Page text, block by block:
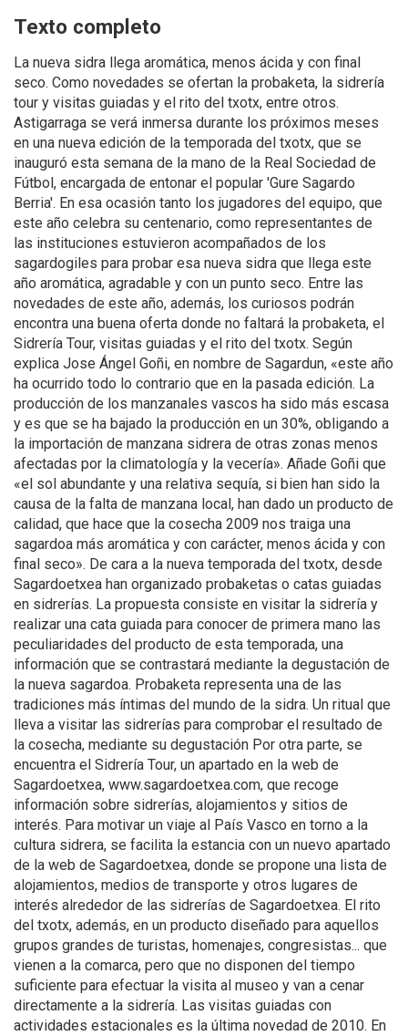
Texto completo
La nueva sidra llega aromática, menos ácida y con final
seco. Como novedades se ofertan la probaketa, la sidrería
tour y visitas guiadas y el rito del txotx, entre otros.
Astigarraga se verá inmersa durante los próximos meses
en una nueva edición de la temporada del txotx, que se
inauguró esta semana de la mano de la Real Sociedad de
Fútbol, encargada de entonar el popular 'Gure Sagardo
Berria'. En esa ocasión tanto los jugadores del equipo, que
este año celebra su centenario, como representantes de
las instituciones estuvieron acompañados de los
sagardogiles para probar esa nueva sidra que llega este
año aromática, agradable y con un punto seco. Entre las
novedades de este año, además, los curiosos podrán
encontra una buena oferta donde no faltará la probaketa, el
Sidrería Tour, visitas guiadas y el rito del txotx. Según
explica Jose Ángel Goñi, en nombre de Sagardun, «este año
ha ocurrido todo lo contrario que en la pasada edición. La
producción de los manzanales vascos ha sido más escasa
y es que se ha bajado la producción en un 30%, obligando a
la importación de manzana sidrera de otras zonas menos
afectadas por la climatología y la vecería». Añade Goñi que
«el sol abundante y una relativa sequía, si bien han sido la
causa de la falta de manzana local, han dado un producto de
calidad, que hace que la cosecha 2009 nos traiga una
sagardoa más aromática y con carácter, menos ácida y con
final seco». De cara a la nueva temporada del txotx, desde
Sagardoetxea han organizado probaketas o catas guiadas
en sidrerías. La propuesta consiste en visitar la sidrería y
realizar una cata guiada para conocer de primera mano las
peculiaridades del producto de esta temporada, una
información que se contrastará mediante la degustación de
la nueva sagardoa. Probaketa representa una de las
tradiciones más íntimas del mundo de la sidra. Un ritual que
lleva a visitar las sidrerías para comprobar el resultado de
la cosecha, mediante su degustación Por otra parte, se
encuentra el Sidrería Tour, un apartado en la web de
Sagardoetxea, www.sagardoetxea.com, que recoge
información sobre sidrerías, alojamientos y sitios de
interés. Para motivar un viaje al País Vasco en torno a la
cultura sidrera, se facilita la estancia con un nuevo apartado
de la web de Sagardoetxea, donde se propone una lista de
alojamientos, medios de transporte y otros lugares de
interés alrededor de las sidrerías de Sagardoetxea. El rito
del txotx, además, en un producto diseñado para aquellos
grupos grandes de turistas, homenajes, congresistas... que
vienen a la comarca, pero que no disponen del tiempo
suficiente para efectuar la visita al museo y van a cenar
directamente a la sidrería. Las visitas guiadas con
actividades estacionales es la última novedad de 2010. En